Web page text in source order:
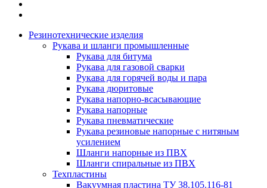
Резинотехнические изделия
Рукава и шланги промышленные
Рукава для битума
Рукава для газовой сварки
Рукава для горячей воды и пара
Рукава дюритовые
Рукава напорно-всасывающие
Рукава напорные
Рукава пневматические
Рукава резиновые напорные с нитяным
усилением
Шланги напорные из ПВХ
Шланги спиральные из ПВХ
Техпластины
Вакуумная пластина ТУ 38.105.116-81